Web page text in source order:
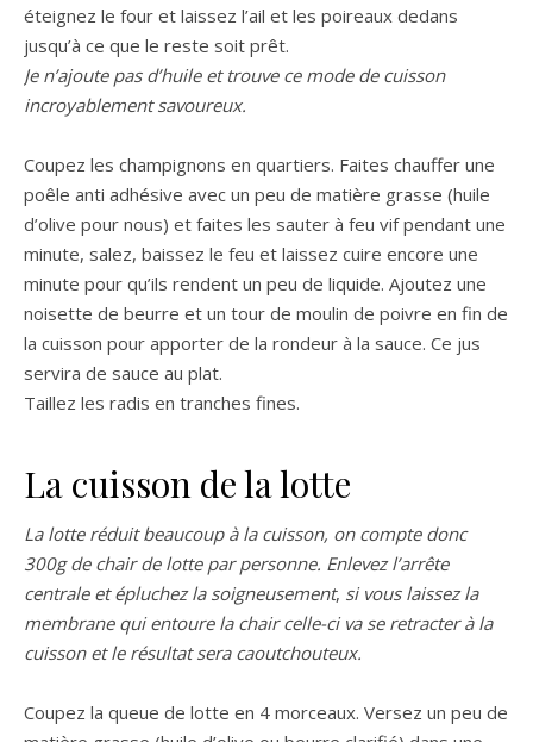
éteignez le four et laissez l’ail et les poireaux dedans
jusqu’à ce que le reste soit prêt.
Je n’ajoute pas d’huile et trouve ce mode de cuisson
incroyablement savoureux.
Coupez les champignons en quartiers. Faites chauffer une
poêle anti adhésive avec un peu de matière grasse (huile
d’olive pour nous) et faites les sauter à feu vif pendant une
minute, salez, baissez le feu et laissez cuire encore une
minute pour qu’ils rendent un peu de liquide. Ajoutez une
noisette de beurre et un tour de moulin de poivre en fin de
la cuisson pour apporter de la rondeur à la sauce. Ce jus
servira de sauce au plat.
Taillez les radis en tranches fines.
La cuisson de la lotte
La lotte réduit beaucoup à la cuisson, on compte donc
300g de chair de lotte par personne. Enlevez l’arrête
centrale et épluchez la soigneusement, si vous laissez la
membrane qui entoure la chair celle-ci va se retracter à la
cuisson et le résultat sera caoutchouteux.
Coupez la queue de lotte en 4 morceaux. Versez un peu de